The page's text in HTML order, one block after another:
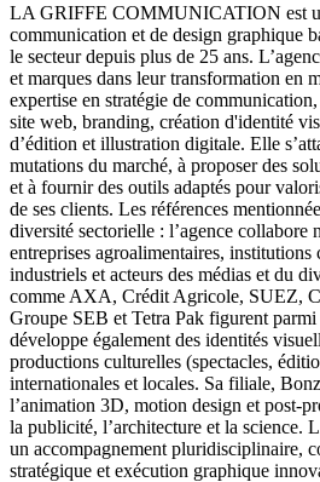
LA GRIFFE COMMUNICATION est
communication et de design graphique
le secteur depuis plus de 25 ans.
et marques dans leur transformation en
expertise en stratégie de
site web, branding, création d'identité
d’édition et illustration digitale. Elle
mutations du marché, à proposer des
et à fournir des outils adaptés pour
de ses clients. Les références
diversité sectorielle : l’agence collabore
entreprises agroalimentaires, institutions
industriels et acteurs des médias et du
comme AXA, Crédit Agricole, SUEZ,
Groupe SEB et Tetra Pak figurent parmi
développe également des identités
productions culturelles (spectacles,
internationales et locales. Sa filiale,
l’animation 3D, motion design et post-
la publicité, l’architecture et la science.
un accompagnement pluridisciplinaire,
stratégique et exécution graphique